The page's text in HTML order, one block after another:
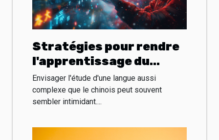
Stratégies pour rendre
l'apprentissage du
chinois plus interactif
et amusant
Envisager l'étude d'une langue aussi
complexe que le chinois peut souvent
sembler intimidant....